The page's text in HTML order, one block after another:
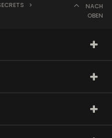
>
NACH
OBEN